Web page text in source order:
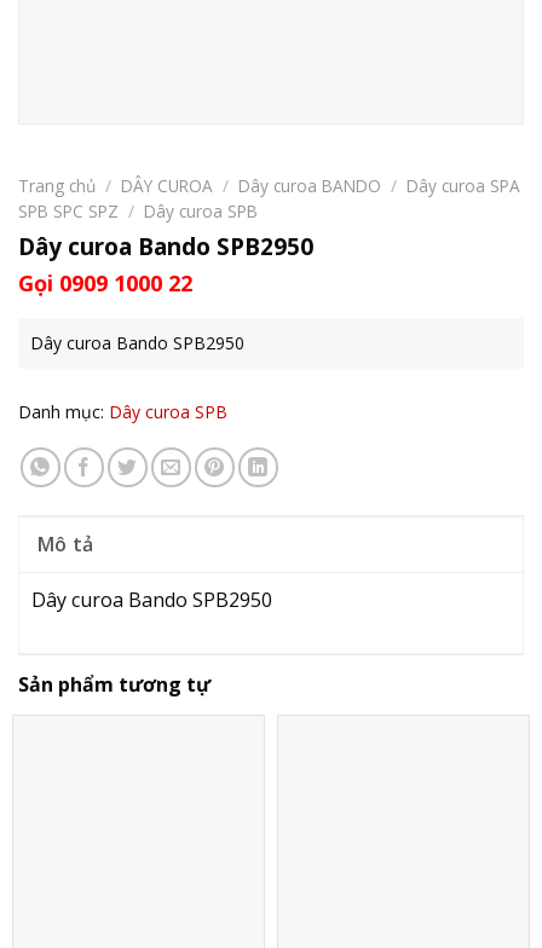
Trang chủ / DÂY CUROA / Dây curoa BANDO / Dây curoa SPA
SPB SPC SPZ / Dây curoa SPB
Dây curoa Bando SPB2950
Gọi 0909 1000 22
Dây curoa Bando SPB2950
Danh mục: Dây curoa SPB
Mô tả
Dây curoa Bando SPB2950
Sản phẩm tương tự